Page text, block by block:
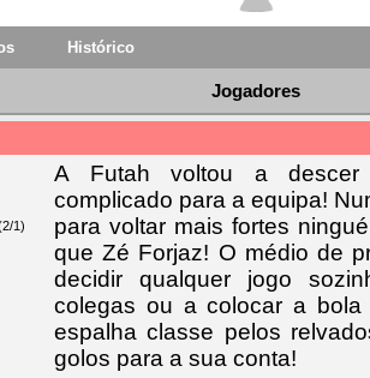
Histórico
Jogadores
1)
A Futah voltou a
complicado para a equipa!
para voltar mais fortes
que Zé Forjaz! O médio de
decidir qualquer jogo
colegas ou a colocar a
espalha classe pelos
golos para a sua conta!